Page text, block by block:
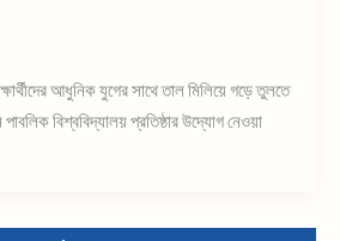
আধুনিক যুগের সাথে তাল মিলিয়ে গড়ে তুলতে
বিশ্ববিদ্যালয় প্রতিষ্ঠার উদ্যোগ নেওয়া